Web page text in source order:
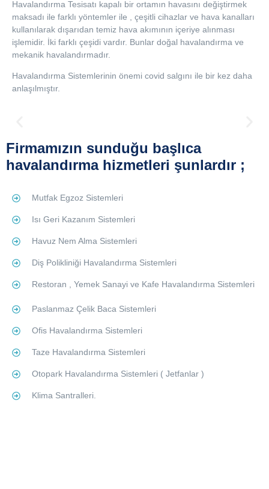
Havalandırma Tesisatı kapalı bir ortamın havasını değiştirmek
maksadı ile farklı yöntemler ile , çeşitli cihazlar ve hava kanalları
kullanılarak dışarıdan temiz hava akımının içeriye alınması
işlemidir. İki farklı çeşidi vardır. Bunlar doğal havalandırma ve
mekanik havalandırmadır.
Havalandırma Sistemlerinin önemi covid salgını ile bir kez daha
anlaşılmıştır.
Firmamızın sunduğu başlıca
havalandırma hizmetleri şunlardır ;
Mutfak Egzoz Sistemleri
Isı Geri Kazanım Sistemleri
Havuz Nem Alma Sistemleri
Diş Polikliniği Havalandırma Sistemleri
Restoran , Yemek Sanayi ve Kafe Havalandırma Sistemleri
Paslanmaz Çelik Baca Sistemleri
Ofis Havalandırma Sistemleri
Taze Havalandırma Sistemleri
Otopark Havalandırma Sistemleri ( Jetfanlar )
Klima Santralleri.